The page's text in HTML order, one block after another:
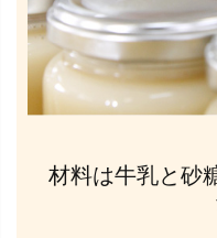
材料は牛乳と砂